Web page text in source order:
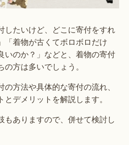
したいけど、どこに寄付をすれ
「着物が古くてボロボロだけ
いのか？」などと、着物の寄付
方は多いでしょう。
方法や具体的な寄付の流れ、
デメリットを解説します。
もありますので、併せて検討し